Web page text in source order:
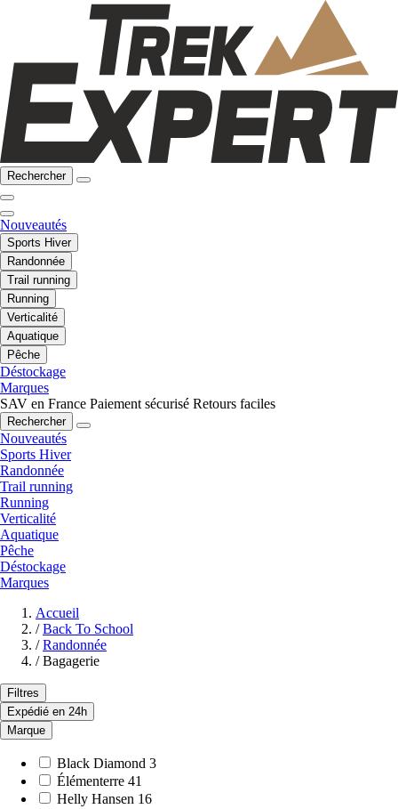
Rechercher
Nouveautés
Sports Hiver
Randonnée
Trail running
Running
Verticalité
Aquatique
Pêche
Déstockage
Marques
SAV en France Paiement sécurisé Retours faciles
Rechercher
Nouveautés
Sports Hiver
Randonnée
Trail running
Running
Verticalité
Aquatique
Pêche
Déstockage
Marques
Accueil
/ Back To School
/ Randonnée
/ Bagagerie
Filtres
Expédié en 24h
Marque
Black Diamond 3
Élémenterre 41
Helly Hansen 16